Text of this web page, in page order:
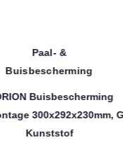
Gele